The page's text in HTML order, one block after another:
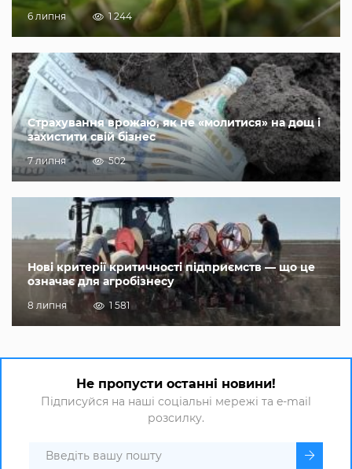
6 липня 1 244
Страхування врожаю, як не «молитися» на дощ і
захистити свій бізнес
7 липня 502
Нові критерії критичності підприємств — що це
означає для агробізнесу
8 липня 1 581
Не пропусти останні новини!
Підписуйся на наші соціальні мережі та e-mail
розсилку.